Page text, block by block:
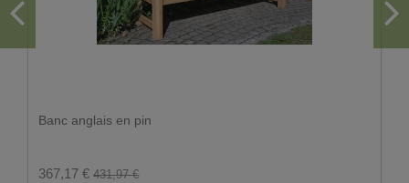
Banc anglais en pin
367,17 €431,97 €